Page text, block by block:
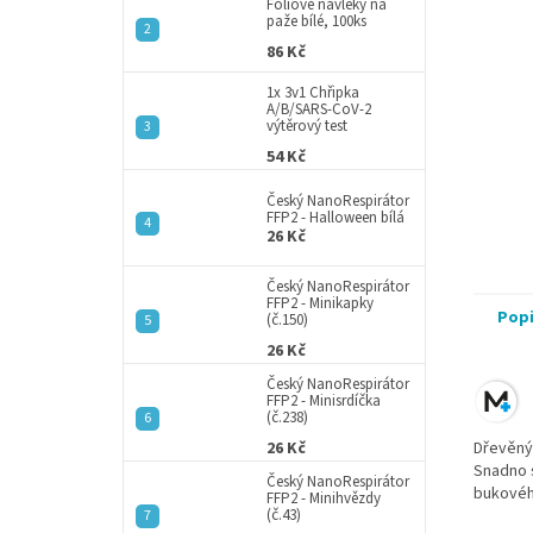
paže bílé, 100ks
86 Kč
1x 3v1 Chřipka
A/B/SARS-CoV-2
výtěrový test
54 Kč
Český NanoRespirátor
FFP2 - Halloween bílá
26 Kč
Český NanoRespirátor
FFP2 - Minikapky
(č.150)
26 Kč
Český NanoRespirátor
FFP2 - Minisrdíčka
(č.238)
26 Kč
Český NanoRespirátor
FFP2 - Minihvězdy
(č.43)